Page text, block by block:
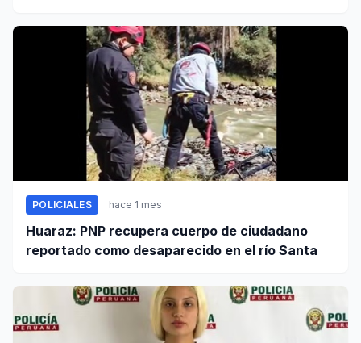
POLICIALES hace 1 mes
Huaraz: PNP recupera cuerpo de ciudadano
reportado como desaparecido en el río Santa